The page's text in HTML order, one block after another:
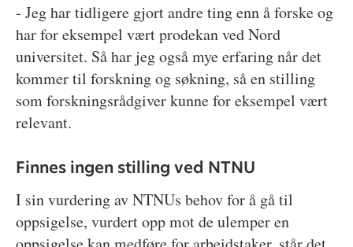
- Jeg har tidligere gjort andre ting enn å forske og
har for eksempel vært prodekan ved Nord
universitet. Så har jeg også mye erfaring når det
kommer til forskning og søkning, så en stilling
som forskningsrådgiver kunne for eksempel vært
relevant.
Finnes ingen stilling ved NTNU
I sin vurdering av NTNUs behov for å gå til
oppsigelse, vurdert opp mot de ulemper en